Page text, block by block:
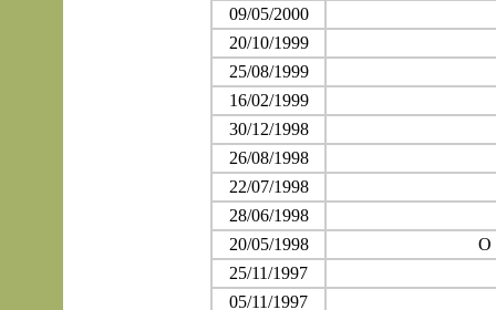
09/05/2000
20/10/1999
25/08/1999
16/02/1999
30/12/1998
26/08/1998
22/07/1998
28/06/1998
20/05/1998
O
25/11/1997
05/11/1997